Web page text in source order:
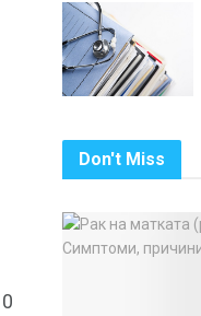
0
Don't Miss